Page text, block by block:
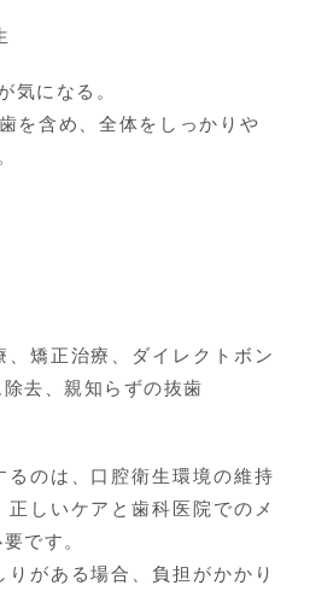
気になる。
を含め、全体をしっかりや
、矯正治療、ダイレクトボン
去、親知らずの抜歯
るのは、口腔衛生環境の維持
しいケアと歯科医院でのメ
です。
りがある場合、負担がかかり